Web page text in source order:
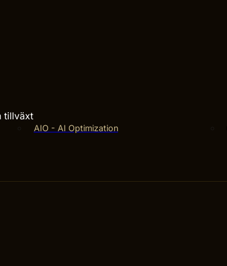
tillväxt
AIO - AI Optimization